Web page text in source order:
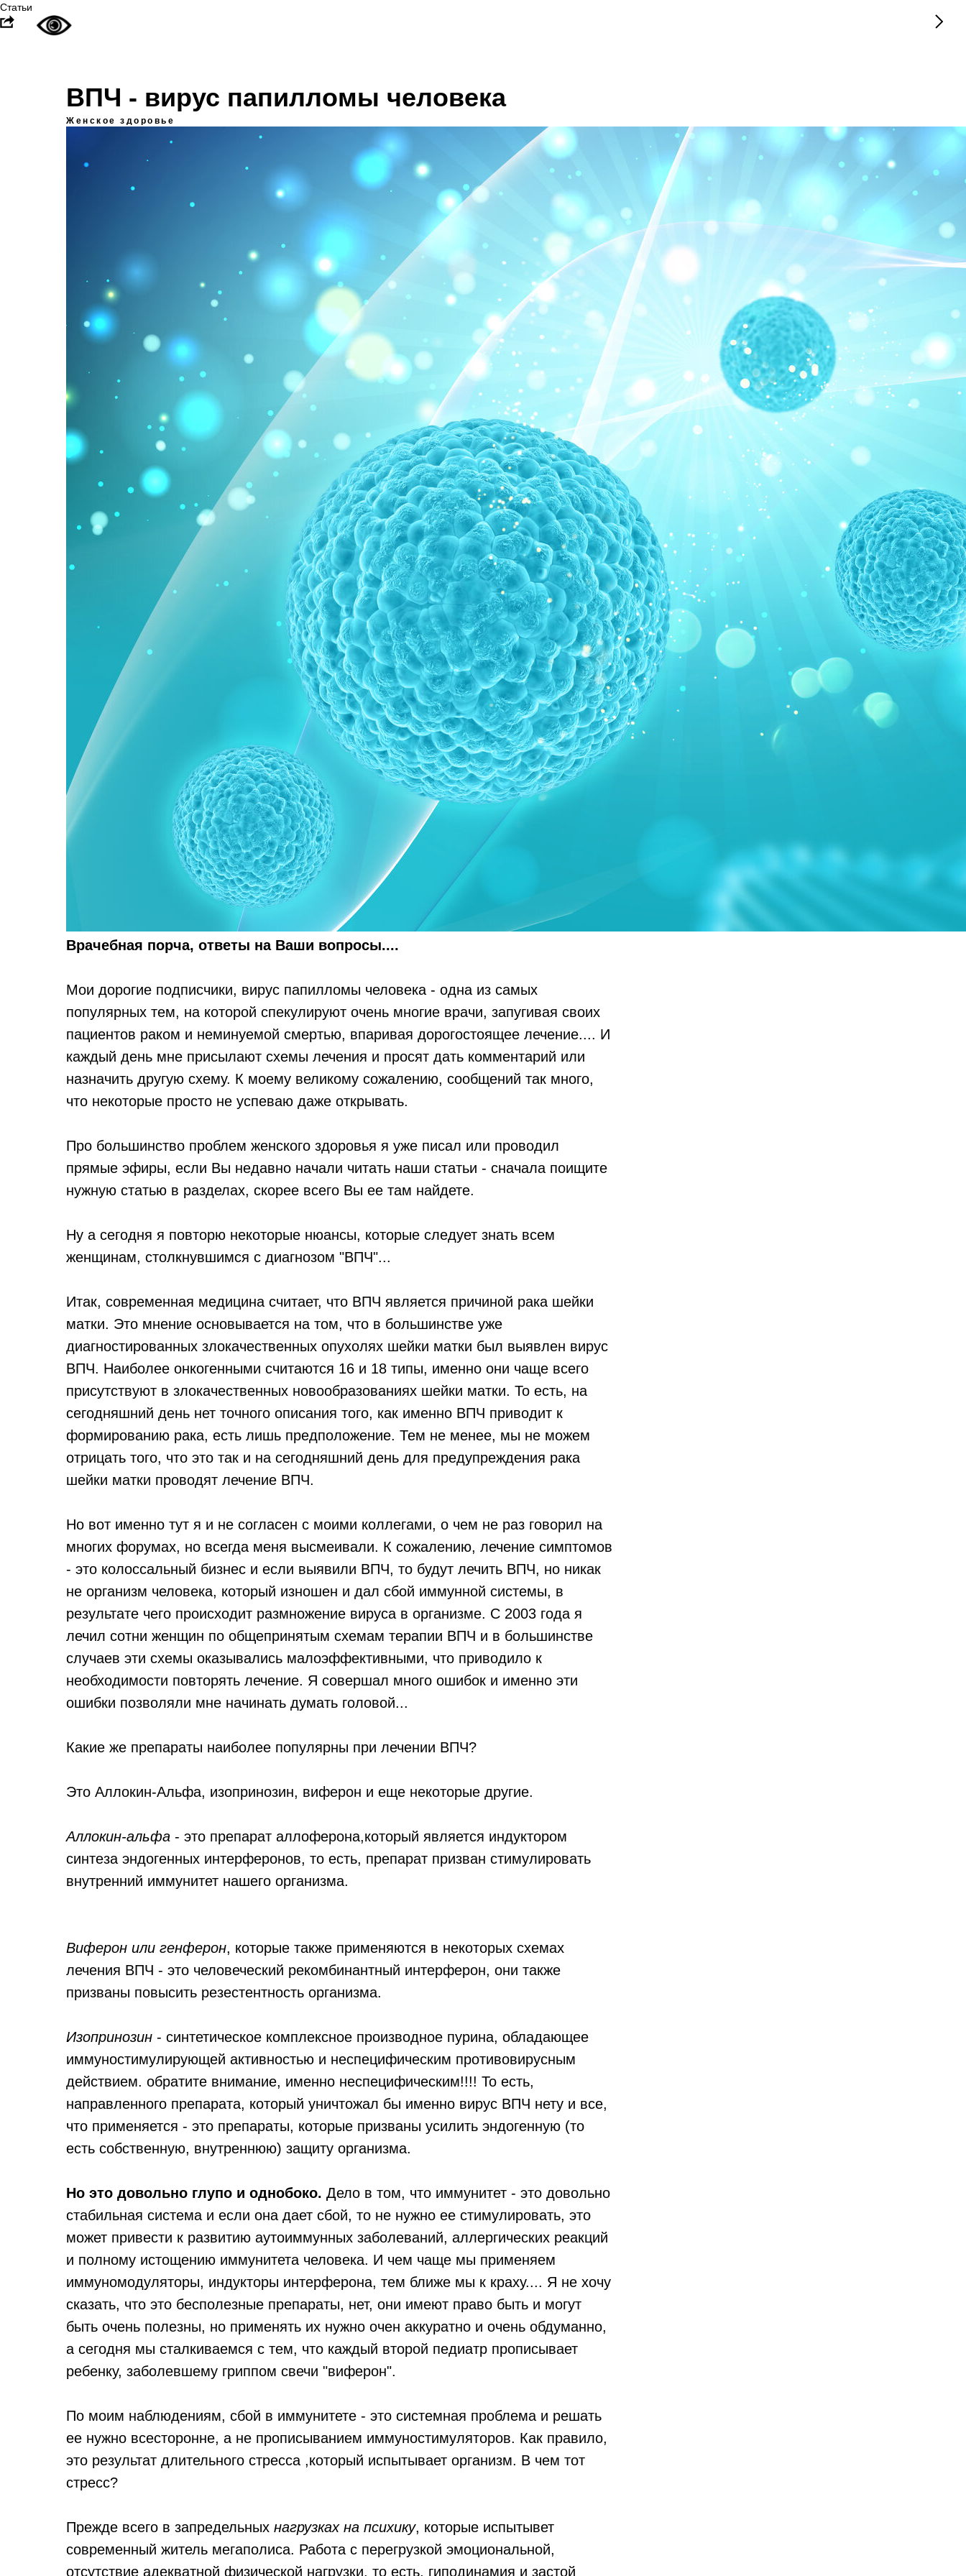
Статьи
ВПЧ - вирус папилломы человека
Женское здоровье
Врачебная порча, ответы на Ваши вопросы....
Мои дорогие подписчики, вирус папилломы человека - одна из самых
популярных тем, на которой спекулируют очень многие врачи, запугивая своих
пациентов раком и неминуемой смертью, впаривая дорогостоящее лечение.... И
каждый день мне присылают схемы лечения и просят дать комментарий или
назначить другую схему. К моему великому сожалению, сообщений так много,
что некоторые просто не успеваю даже открывать.
Про большинство проблем женского здоровья я уже писал или проводил
прямые эфиры, если Вы недавно начали читать наши статьи - сначала поищите
нужную статью в разделах, скорее всего Вы ее там найдете.
Ну а сегодня я повторю некоторые нюансы, которые следует знать всем
женщинам, столкнувшимся с диагнозом "ВПЧ"...
Итак, современная медицина считает, что ВПЧ является причиной рака шейки
матки. Это мнение основывается на том, что в большинстве уже
диагностированных злокачественных опухолях шейки матки был выявлен вирус
ВПЧ. Наиболее онкогенными считаются 16 и 18 типы, именно они чаще всего
присутствуют в злокачественных новообразованиях шейки матки. То есть, на
сегодняшний день нет точного описания того, как именно ВПЧ приводит к
формированию рака, есть лишь предположение. Тем не менее, мы не можем
отрицать того, что это так и на сегодняшний день для предупреждения рака
шейки матки проводят лечение ВПЧ.
Но вот именно тут я и не согласен с моими коллегами, о чем не раз говорил на
многих форумах, но всегда меня высмеивали. К сожалению, лечение симптомов
- это колоссальный бизнес и если выявили ВПЧ, то будут лечить ВПЧ, но никак
не организм человека, который изношен и дал сбой иммунной системы, в
результате чего происходит размножение вируса в организме. С 2003 года я
лечил сотни женщин по общепринятым схемам терапии ВПЧ и в большинстве
случаев эти схемы оказывались малоэффективными, что приводило к
необходимости повторять лечение. Я совершал много ошибок и именно эти
ошибки позволяли мне начинать думать головой...
Какие же препараты наиболее популярны при лечении ВПЧ?
Это Аллокин-Альфа, изопринозин, виферон и еще некоторые другие.
Аллокин-альфа - это препарат аллоферона,который является индуктором
синтеза эндогенных интерферонов, то есть, препарат призван стимулировать
внутренний иммунитет нашего организма.
Виферон или генферон, которые также применяются в некоторых схемах
лечения ВПЧ - это человеческий рекомбинантный интерферон, они также
призваны повысить резестентность организма.
Изопринозин - синтетическое комплексное производное пурина, обладающее
иммуностимулирующей активностью и неспецифическим противовирусным
действием. обратите внимание, именно неспецифическим!!!! То есть,
направленного препарата, который уничтожал бы именно вирус ВПЧ нету и все,
что применяется - это препараты, которые призваны усилить эндогенную (то
есть собственную, внутреннюю) защиту организма.
Но это довольно глупо и однобоко. Дело в том, что иммунитет - это довольно
стабильная система и если она дает сбой, то не нужно ее стимулировать, это
может привести к развитию аутоиммунных заболеваний, аллергических реакций
и полному истощению иммунитета человека. И чем чаще мы применяем
иммуномодуляторы, индукторы интерферона, тем ближе мы к краху.... Я не хочу
сказать, что это бесполезные препараты, нет, они имеют право быть и могут
быть очень полезны, но применять их нужно очен аккуратно и очень обдуманно,
а сегодня мы сталкиваемся с тем, что каждый второй педиатр прописывает
ребенку, заболевшему гриппом свечи "виферон".
По моим наблюдениям, сбой в иммунитете - это системная проблема и решать
ее нужно всесторонне, а не прописыванием иммуностимуляторов. Как правило,
это результат длительного стресса ,который испытывает организм. В чем тот
стресс?
Прежде всего в запредельных нагрузках на психику, которые испытывет
современный житель мегаполиса. Работа с перегрузкой эмоциональной,
отсутствие адекватной физической нагрузки, то есть, гиподинамия и застой